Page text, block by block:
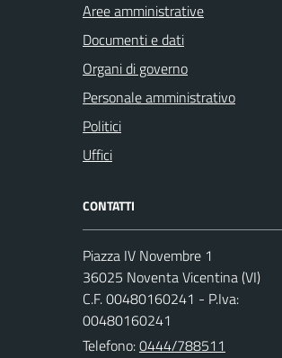
Aree amministrative
Documenti e dati
Organi di governo
Personale amministrativo
Politici
Uffici
CONTATTI
Piazza IV Novembre 1
36025 Noventa Vicentina (VI)
C.F. 00480160241 - P.Iva:
00480160241
Telefono:0444/788511